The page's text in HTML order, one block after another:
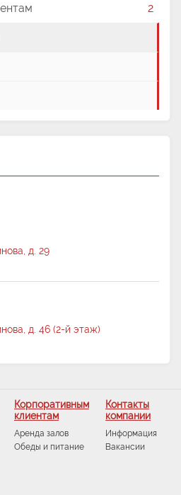
2
д. 29
д. 46 (2-й этаж)
Корпоративным
клиентам
Аренда залов
Обеды и питание
Контакты
компании
Информация
Вакансии